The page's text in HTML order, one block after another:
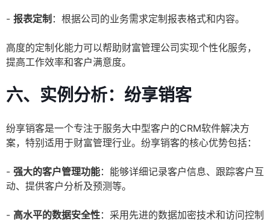
- 报表定制 ：根据公司的业务需求定制报表格式和内容。
高度的定制化能力可以帮助财富管理公司实现个性化服务，
提高工作效率和客户满意度。
六、实例分析：纷享销客
纷享销客是一个专注于服务大中型客户的CRM软件解决方
案，特别适用于财富管理行业。纷享销客的核心优势包括：
- 强大的客户管理功能：能够详细记录客户信息、跟踪客户互
动、提供客户分析及预测等。
- 高水平的数据安全性：采用先进的数据加密技术和访问控制